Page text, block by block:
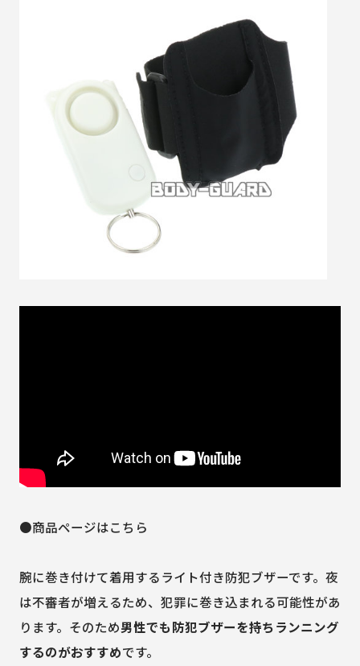
●商品ページはこちら
腕に巻き付けて着用するライト付き防犯ブザーです。夜
は不審者が増えるため、犯罪に巻き込まれる可能性があ
ります。そのため男性でも防犯ブザーを持ちランニング
するのがおすすめです。